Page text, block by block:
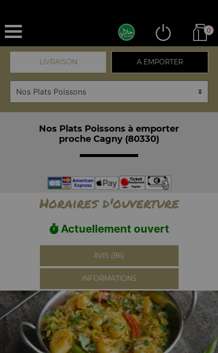
0
LIVRAISON A EMPORTER
Nos Plats Poissons à emporter
proche Cagny (80330)
Horaires d'ouverture
Actuellement ouvert
AVIS (86)
INFORMATIONS